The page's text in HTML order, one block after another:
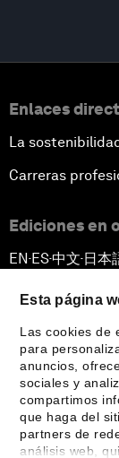
Esta página
Las cookies de
para
anuncios,
sociales y
compartimos
que haga del
partners de
análisis web,
Enlaces
La
Carreras
Ediciones en
EN ▪ES▪中文▪ 日本